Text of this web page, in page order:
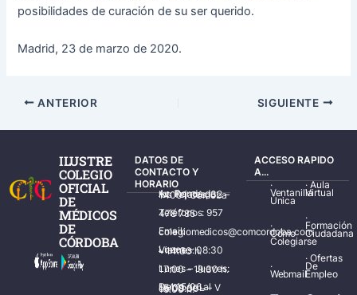
posibilidades de curación de su ser querido.
Madrid, 23 de marzo de 2020.
ANTERIOR SIGUIENTE
ILUSTRE
COLEGIO
OFICIAL
DE
MÉDICOS
DE
CÓRDOBA
DATOS DE
CONTACTO Y
HORARIO
Av. Ronda de los Tejares, 32 – 14001 Córdoba
Teléfonos: 957 478 785
Email: colegiomedicos@comcordoba.com
Lunes – Viernes: 08:30 – 14:30 h.
Lunes – Jueves: 17:00 – 19:30 h.
Del 15/06 al 15/09 de L – V de 08:00 – 15:00 h.
ACCESO RAPIDO
A...
·
Ventanilla
Única
·
Cómo
Colegiarse
·
Webmail
·Aula
Virtual
·
Formación
Ciudadana
·Ofertas
De
Empleo